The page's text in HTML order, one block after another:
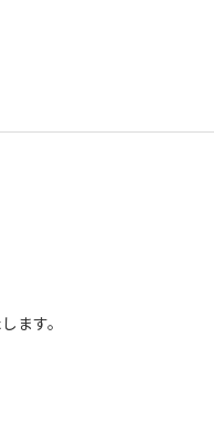
ます。